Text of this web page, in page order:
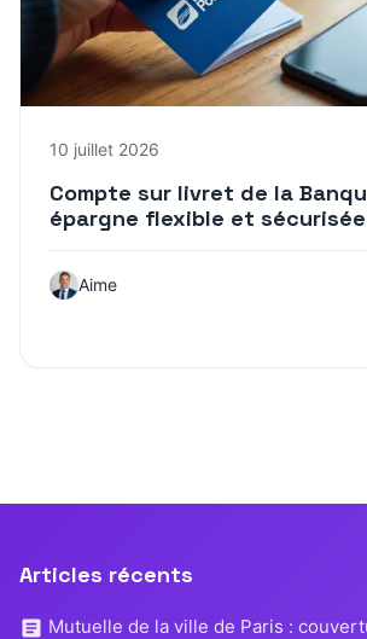
10 juillet 2026
Compte sur livret de la
épargne flexible et sécurisée
Aime
Articles récents
Mutuelle de la ville de Paris :